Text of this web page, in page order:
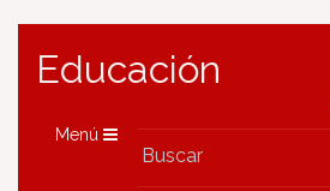
Educación
Menú